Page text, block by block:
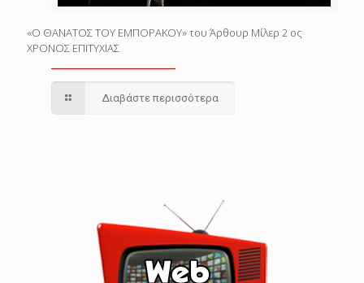
«Ο ΘΑΝΑΤΟΣ ΤΟΥ ΕΜΠΟΡΑΚΟΥ» του Άρθουρ Μίλερ 2 ος
ΧΡΟΝΟΣ ΕΠΙΤΥΧΙΑΣ
Διαβάστε περισσότερα